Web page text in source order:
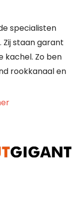
specialisten
Zij staan garant
kachel. Zo ben
rookkanaal en